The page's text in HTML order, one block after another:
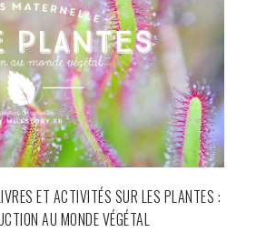
ET ACTIVITÉS SUR LES PLANTES :
AU MONDE VÉGÉTAL